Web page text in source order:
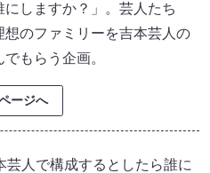
にしますか？」。芸人たち
想のファミリーを吉本芸人の
もらう企画。
ージへ
芸人で構成するとしたら誰に